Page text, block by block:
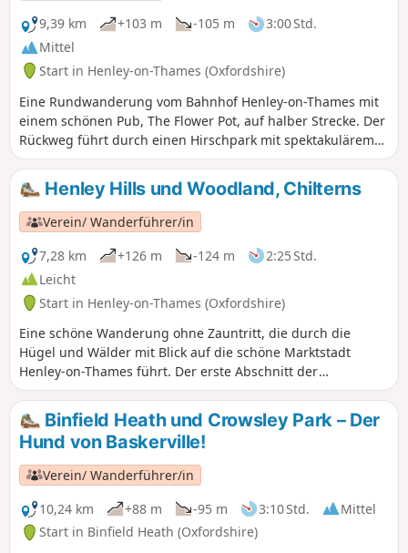
9,39 km
+103 m -105 m
3:00 Std.
Mittel
Start in Henley-on-Thames (Oxfordshire)
Eine Rundwanderung vom Bahnhof Henley-on-Thames mit
einem schönen Pub, The Flower Pot, auf halber Strecke. Der
Rückweg führt durch einen Hirschpark mit spektakulärem
Blick auf die Themse und die Chilterns. Gute
Parkmöglichkeiten am Bahnhof Henley-on-Thames.
Henley Hills und Woodland, Chilterns
Verein/ Wanderführer/in
7,28 km
+126 m -124 m
2:25 Std.
Leicht
Start in Henley-on-Thames (Oxfordshire)
Eine schöne Wanderung ohne Zauntritt, die durch die
Hügel und Wälder mit Blick auf die schöne Marktstadt
Henley-on-Thames führt. Der erste Abschnitt der
Wanderung führt durch eine hügelige Parklandschaft mit
herrlicher Aussicht, der Rückweg führt durch den Wald.
Binfield Heath und Crowsley Park – Der
Hund von Baskerville!
Verein/ Wanderführer/in
10,24 km
+88 m -95 m 3:10 Std.
Mittel
Start in Binfield Heath (Oxfordshire)